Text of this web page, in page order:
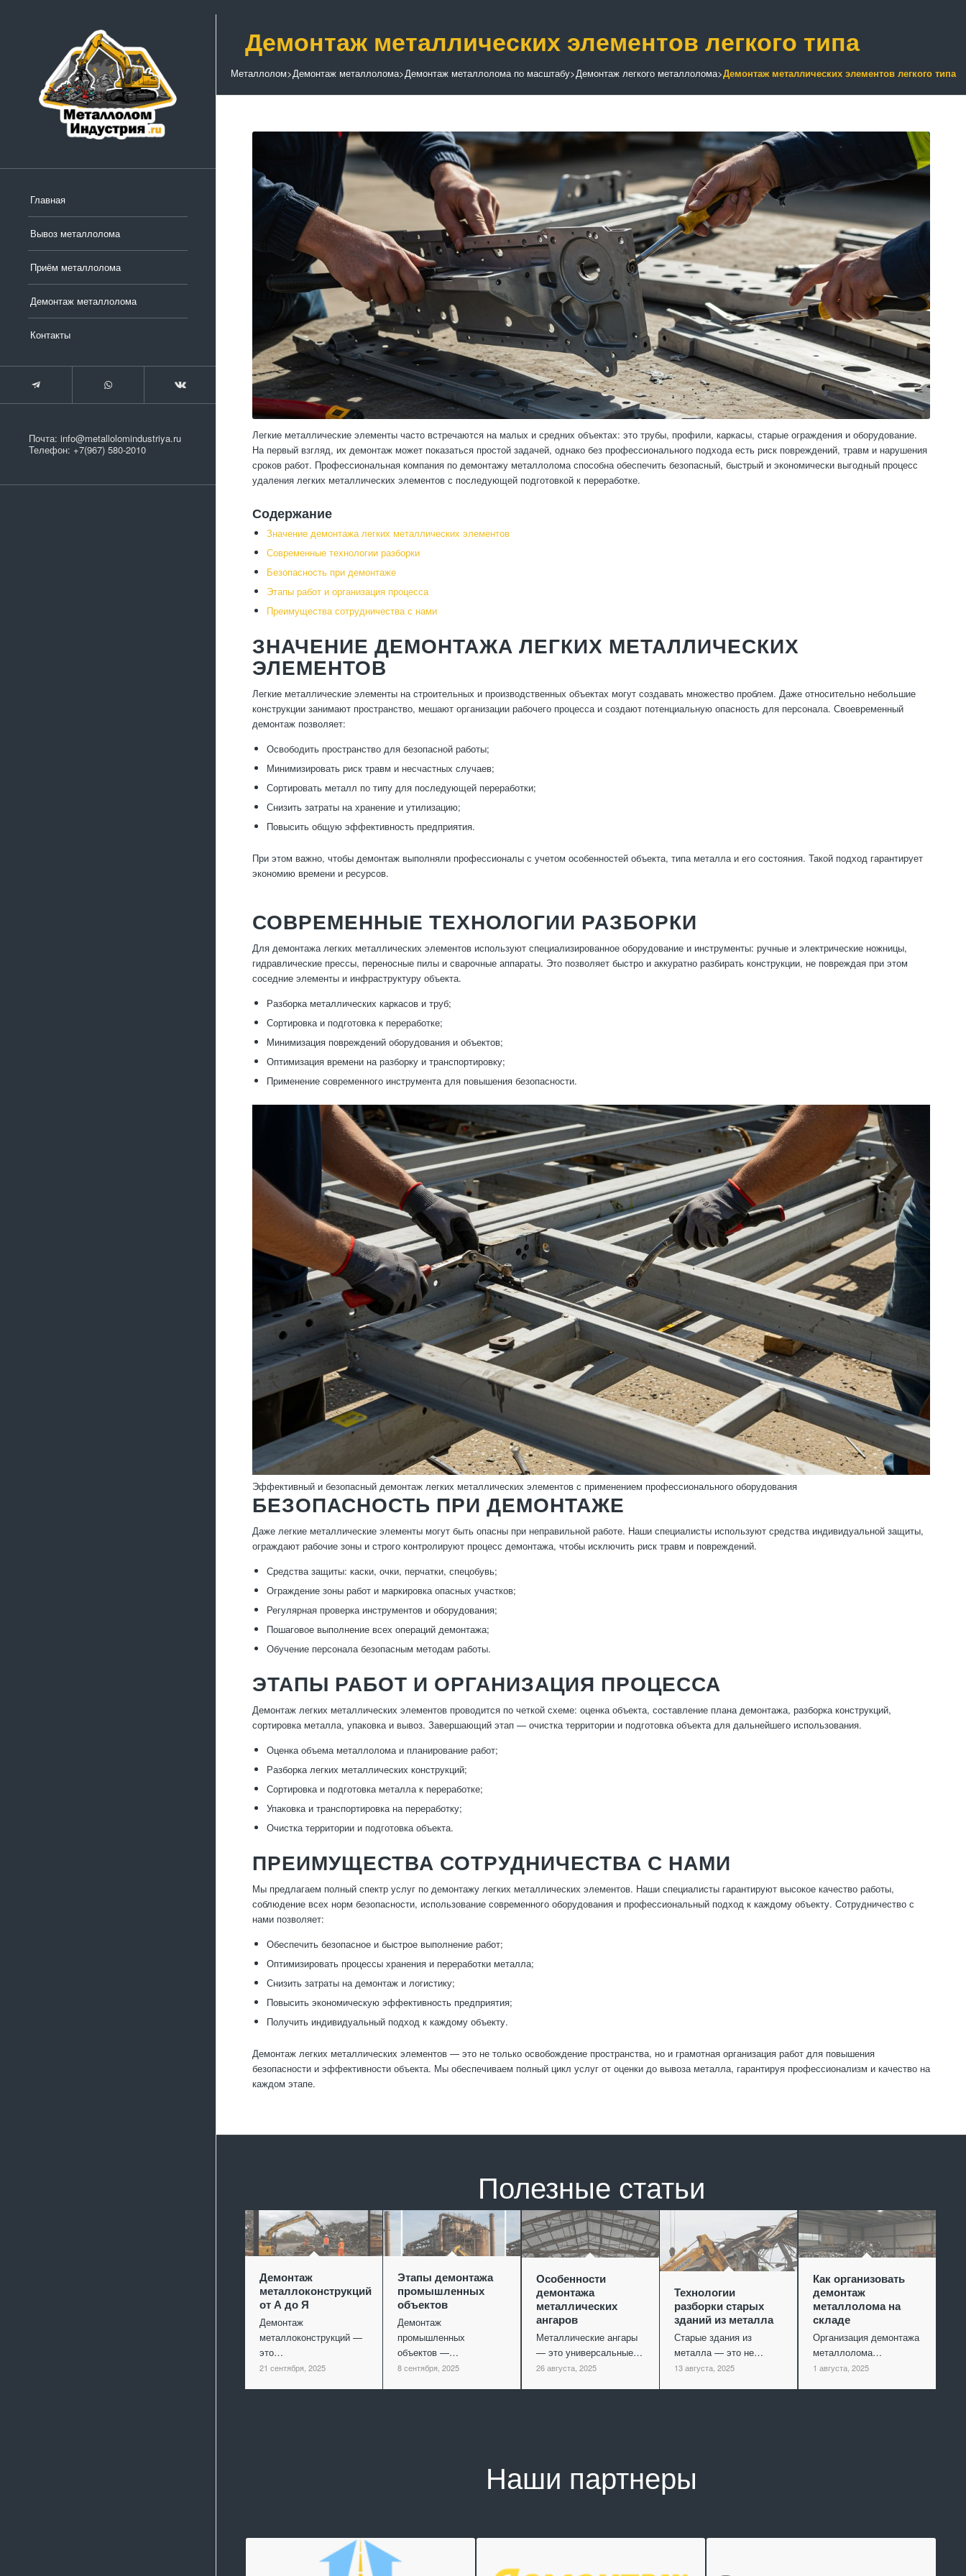
Главная
Вывоз металлолома
Приём металлолома
Демонтаж металлолома
Контакты
Почта: info@metallolomindustriya.ru
Телефон: +7(967) 580-2010
Демонтаж металлических элементов легкого типа
Металлолом>Демонтаж металлолома>Демонтаж металлолома по масштабу>Демонтаж легкого металлолома>Демонтаж металлических элементов легкого типа
Легкие металлические элементы часто встречаются на малых и средних объектах: это трубы, профили, каркасы, старые ограждения и оборудование.
На первый взгляд, их демонтаж может показаться простой задачей, однако без профессионального подхода есть риск повреждений, травм и нарушения
сроков работ. Профессиональная компания по демонтажу металлолома способна обеспечить безопасный, быстрый и экономически выгодный процесс
удаления легких металлических элементов с последующей подготовкой к переработке.
Содержание
Значение демонтажа легких металлических элементов
Современные технологии разборки
Безопасность при демонтаже
Этапы работ и организация процесса
Преимущества сотрудничества с нами
ЗНАЧЕНИЕ ДЕМОНТАЖА ЛЕГКИХ МЕТАЛЛИЧЕСКИХ
ЭЛЕМЕНТОВ
Легкие металлические элементы на строительных и производственных объектах могут создавать множество проблем. Даже относительно небольшие
конструкции занимают пространство, мешают организации рабочего процесса и создают потенциальную опасность для персонала. Своевременный
демонтаж позволяет:
Освободить пространство для безопасной работы;
Минимизировать риск травм и несчастных случаев;
Сортировать металл по типу для последующей переработки;
Снизить затраты на хранение и утилизацию;
Повысить общую эффективность предприятия.
При этом важно, чтобы демонтаж выполняли профессионалы с учетом особенностей объекта, типа металла и его состояния. Такой подход гарантирует
экономию времени и ресурсов.
СОВРЕМЕННЫЕ ТЕХНОЛОГИИ РАЗБОРКИ
Для демонтажа легких металлических элементов используют специализированное оборудование и инструменты: ручные и электрические ножницы,
гидравлические прессы, переносные пилы и сварочные аппараты. Это позволяет быстро и аккуратно разбирать конструкции, не повреждая при этом
соседние элементы и инфраструктуру объекта.
Разборка металлических каркасов и труб;
Сортировка и подготовка к переработке;
Минимизация повреждений оборудования и объектов;
Оптимизация времени на разборку и транспортировку;
Применение современного инструмента для повышения безопасности.
Эффективный и безопасный демонтаж легких металлических элементов с применением профессионального оборудования
БЕЗОПАСНОСТЬ ПРИ ДЕМОНТАЖЕ
Даже легкие металлические элементы могут быть опасны при неправильной работе. Наши специалисты используют средства индивидуальной защиты,
ограждают рабочие зоны и строго контролируют процесс демонтажа, чтобы исключить риск травм и повреждений.
Средства защиты: каски, очки, перчатки, спецобувь;
Ограждение зоны работ и маркировка опасных участков;
Регулярная проверка инструментов и оборудования;
Пошаговое выполнение всех операций демонтажа;
Обучение персонала безопасным методам работы.
ЭТАПЫ РАБОТ И ОРГАНИЗАЦИЯ ПРОЦЕССА
Демонтаж легких металлических элементов проводится по четкой схеме: оценка объекта, составление плана демонтажа, разборка конструкций,
сортировка металла, упаковка и вывоз. Завершающий этап — очистка территории и подготовка объекта для дальнейшего использования.
Оценка объема металлолома и планирование работ;
Разборка легких металлических конструкций;
Сортировка и подготовка металла к переработке;
Упаковка и транспортировка на переработку;
Очистка территории и подготовка объекта.
ПРЕИМУЩЕСТВА СОТРУДНИЧЕСТВА С НАМИ
Мы предлагаем полный спектр услуг по демонтажу легких металлических элементов. Наши специалисты гарантируют высокое качество работы,
соблюдение всех норм безопасности, использование современного оборудования и профессиональный подход к каждому объекту. Сотрудничество с
нами позволяет:
Обеспечить безопасное и быстрое выполнение работ;
Оптимизировать процессы хранения и переработки металла;
Снизить затраты на демонтаж и логистику;
Повысить экономическую эффективность предприятия;
Получить индивидуальный подход к каждому объекту.
Демонтаж легких металлических элементов — это не только освобождение пространства, но и грамотная организация работ для повышения
безопасности и эффективности объекта. Мы обеспечиваем полный цикл услуг от оценки до вывоза металла, гарантируя профессионализм и качество на
каждом этапе.
Полезные статьи
Демонтаж
металлоконструкций
от А до Я
Демонтаж
металлоконструкций —
это…
21 сентября, 2025
Этапы демонтажа
промышленных
объектов
Демонтаж
промышленных
объектов —…
8 сентября, 2025
Особенности
демонтажа
металлических
ангаров
Металлические ангары
— это универсальные…
26 августа, 2025
Технологии
разборки старых
зданий из металла
Старые здания из
металла — это не…
13 августа, 2025
Как организовать
демонтаж
металлолома на
складе
Организация демонтажа
металлолома…
1 августа, 2025
Наши партнеры